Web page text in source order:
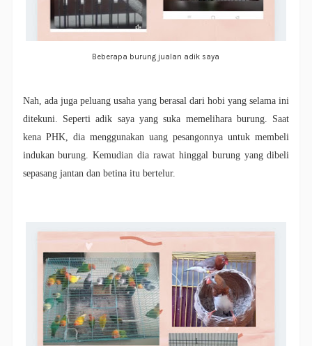
Beberapa burung jualan adik saya
Nah, ada juga peluang usaha yang berasal dari hobi yang selama ini
ditekuni. Seperti adik saya yang suka memelihara burung. Saat
kena PHK, dia menggunakan uang pesangonnya untuk membeli
indukan burung. Kemudian dia rawat hinggal burung yang dibeli
sepasang jantan dan betina itu bertelur.